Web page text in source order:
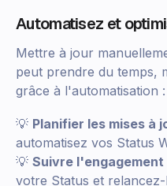
Automatisez et
Mettre à jour
peut prendre du temps,
grâce à l'automatisation :
💡 Planifier les mises à
automatisez vos Status
💡 Suivre l'engagement
votre Status et